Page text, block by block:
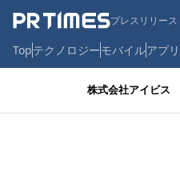
プレスリリー
Topテクノロジーモバイルアプリ
株式会社アイビス